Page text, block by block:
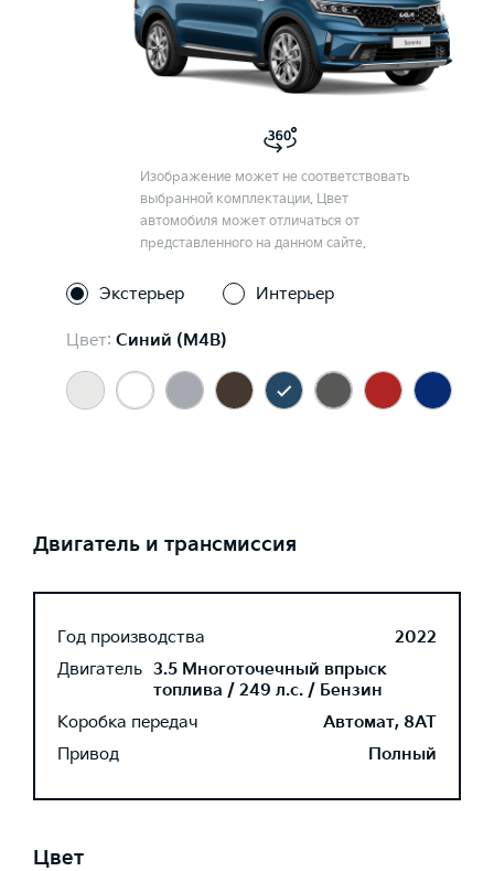
Изображение может не соответствовать
выбранной комплектации. Цвет
автомобиля может отличаться от
представленного на данном сайте.
Экстерьер Интерьер
Цвет: Синий (M4B)
Двигатель и трансмиссия
Год производства
2022
Двигатель 3.5 Многоточечный впрыск
топлива / 249 л.с. / Бензин
Коробка передач
Автомат, 8AT
Привод
Полный
Цвет